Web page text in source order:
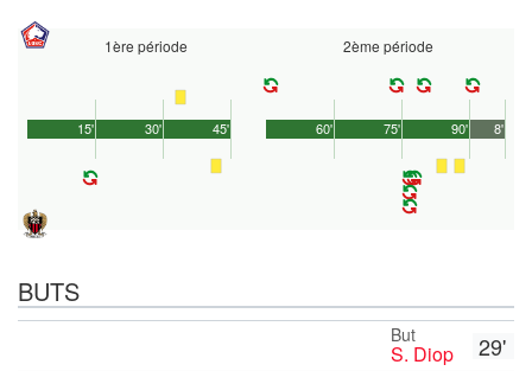
1ère période
45'
15' 30'
2ème période
90'
60' 75' 8'
BUTS
29'
But
S. Diop